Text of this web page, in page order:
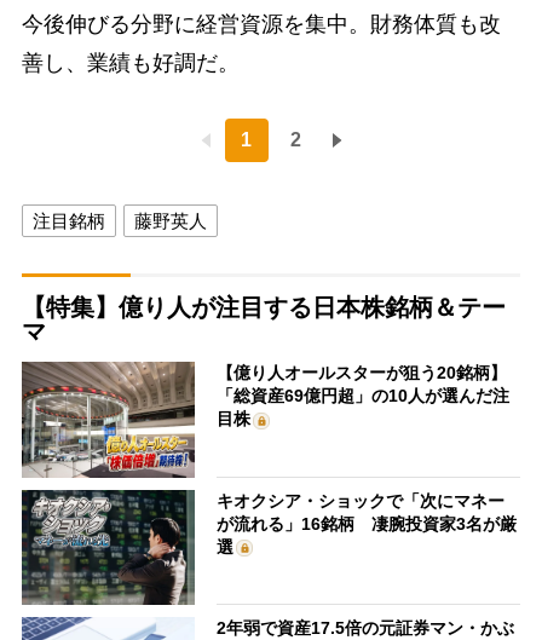
今後伸びる分野に経営資源を集中。財務体質も改
善し、業績も好調だ。
1 2
注目銘柄 藤野英人
【特集】億り人が注目する日本株銘柄＆テー
マ
【億り人オールスターが狙う20銘柄】
「総資産69億円超」の10人が選んだ注
目株
キオクシア・ショックで「次にマネー
が流れる」16銘柄 凄腕投資家3名が厳
選
2年弱で資産17.5倍の元証券マン・かぶ